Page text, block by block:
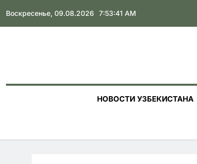
to
content
Воскресенье, 09.08.2026 7:53:42 AM
НОВОСТИ УЗБЕКИСТАНА